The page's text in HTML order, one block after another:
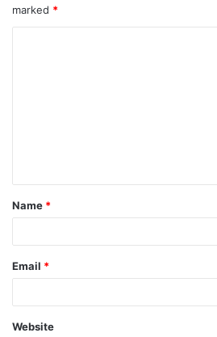
marked *
t
*
Name *
Email *
Website